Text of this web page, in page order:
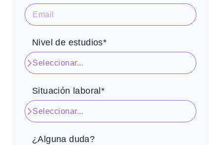
Nivel de estudios*
Situación laboral*
¿Alguna duda?